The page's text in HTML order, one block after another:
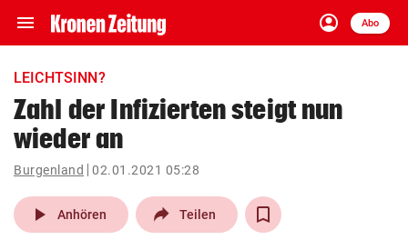
menu Navigation
ein-/ausklappen
account_circle
Anmelden
Abo
close Schließen
account_circle Anmelden
pin_drop
Wien arrow_right
LEICHTSINN?
Zahl der Infizierten steigt nun
wieder an
Burgenland 02.01.2021 05:28
play_arrow Anhören Teilen